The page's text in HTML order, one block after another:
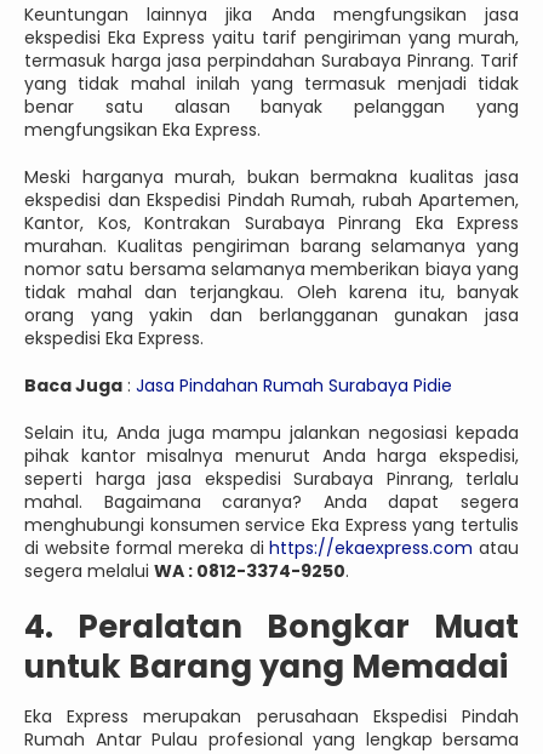
Keuntungan lainnya jika Anda mengfungsikan jasa
ekspedisi Eka Express yaitu tarif pengiriman yang murah,
termasuk harga jasa perpindahan Surabaya Pinrang. Tarif
yang tidak mahal inilah yang termasuk menjadi tidak
benar satu alasan banyak pelanggan yang
mengfungsikan Eka Express.
Meski harganya murah, bukan bermakna kualitas jasa
ekspedisi dan Ekspedisi Pindah Rumah, rubah Apartemen,
Kantor, Kos, Kontrakan Surabaya Pinrang Eka Express
murahan. Kualitas pengiriman barang selamanya yang
nomor satu bersama selamanya memberikan biaya yang
tidak mahal dan terjangkau. Oleh karena itu, banyak
orang yang yakin dan berlangganan gunakan jasa
ekspedisi Eka Express.
Baca Juga : Jasa Pindahan Rumah Surabaya Pidie
Selain itu, Anda juga mampu jalankan negosiasi kepada
pihak kantor misalnya menurut Anda harga ekspedisi,
seperti harga jasa ekspedisi Surabaya Pinrang, terlalu
mahal. Bagaimana caranya? Anda dapat segera
menghubungi konsumen service Eka Express yang tertulis
di website formal mereka dihttps://ekaexpress.com atau
segera melalui WA : 0812-3374-9250.
4. Peralatan Bongkar Muat
untuk Barang yang Memadai
Eka Express merupakan perusahaan Ekspedisi Pindah
Rumah Antar Pulau profesional yang lengkap bersama